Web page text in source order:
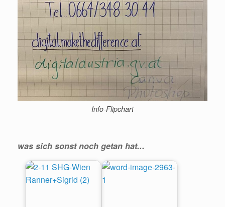
Info-Flipchart
was sich sonst noch getan hat...